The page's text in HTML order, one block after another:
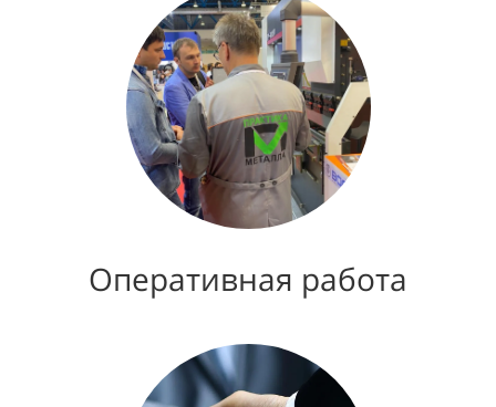
Оперативная работа